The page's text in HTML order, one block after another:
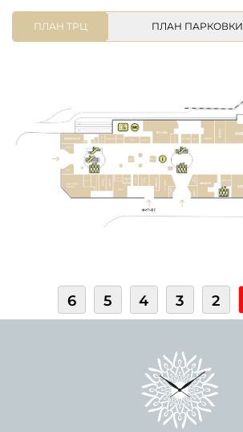
ПЛАН ТРЦ ПЛАН ПАРКОВКИ
6 5 4 3 2